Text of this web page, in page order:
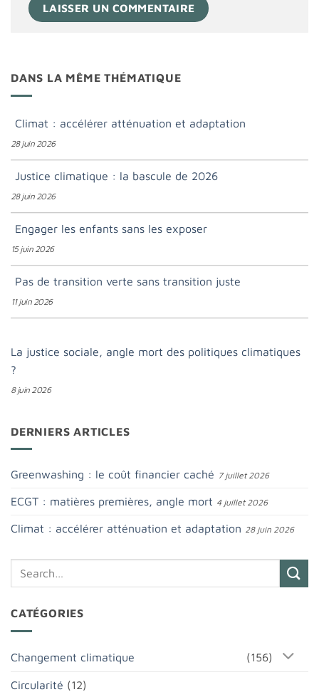
DANS LA MÊME THÉMATIQUE
Climat : accélérer atténuation et adaptation
28 juin 2026
Justice climatique : la bascule de 2026
28 juin 2026
Engager les enfants sans les exposer
15 juin 2026
Pas de transition verte sans transition juste
11 juin 2026
La justice sociale, angle mort des politiques climatiques
?
8 juin 2026
DERNIERS ARTICLES
Greenwashing : le coût financier caché 7 juillet 2026
ECGT : matières premières, angle mort 4 juillet 2026
Climat : accélérer atténuation et adaptation 28 juin 2026
CATÉGORIES
Changement climatique (156)
Circularité (12)